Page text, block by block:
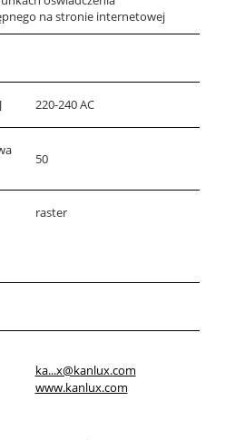
na stronie internetowej
220-240 AC
50
raster
ka...x@kanlux.com
www.kanlux.com